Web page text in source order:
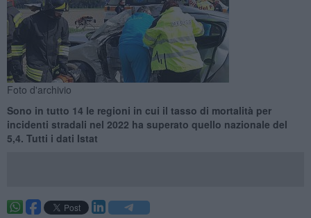
Foto d'archivio
Sono in tutto 14 le regioni in cui il tasso di mortalità per
incidenti stradali nel 2022 ha superato quello nazionale del
5,4. Tutti i dati Istat